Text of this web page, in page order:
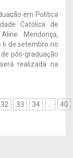
em Política
Católica de
Mendonça,
6 de setembro no
pós-graduação
realizada na
32 33 34
40